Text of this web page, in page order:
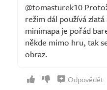
@tomasturek10
režim dál používá
minimapa je pořád
někde mimo hru, tak
obraz.
Odpovědět